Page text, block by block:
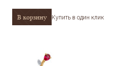
В корзину Купить в один клик